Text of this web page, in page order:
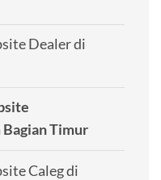
Dealer di
Bagian Timur
Caleg di